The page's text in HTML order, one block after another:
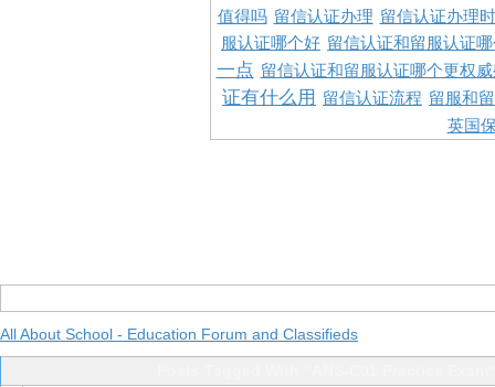
值得吗 留信认证办理 留信认证办理
服认证哪个好 留信认证和留服认证
一点 留信认证和留服认证哪个更权
证有什么用 留信认证流程 留服和
英国
All About School - Education Forum and Classifieds